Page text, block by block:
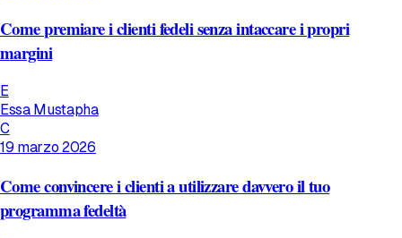
Come premiare i clienti fedeli senza intaccare i propri
margini
E
Essa Mustapha
C
19 marzo 2026
Come convincere i clienti a utilizzare davvero il tuo
programma fedeltà